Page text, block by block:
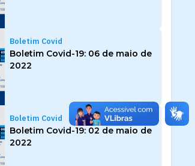
Boletim Covid
Boletim Covid-19: 06 de maio de
2022
Boletim Covid
Boletim Covid-19: 02 de maio de
2022